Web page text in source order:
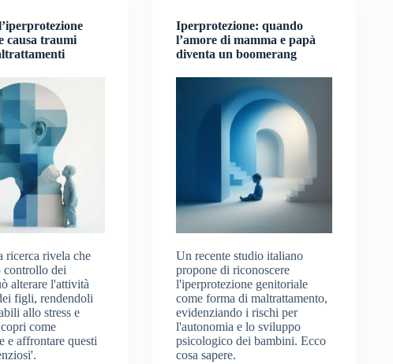
causa traumi
ricerca rivela che
controllo dei
alterare l'attività
figli, rendendoli
allo stress e
come
e affrontare questi
Iperprotezione: quando
l’amore di mamma e papà
diventa un boomerang
Un recente studio italiano
propone di riconoscere
l'iperprotezione genitoriale
come forma di maltrattamento,
evidenziando i rischi per
l'autonomia e lo sviluppo
psicologico dei bambini. Ecco
cosa sapere.